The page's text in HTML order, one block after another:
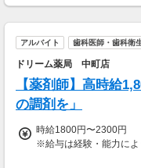
アルバイト 歯科医師・歯科衛
ドリーム薬局 中町店
【薬剤師】高時給
の調剤を」
時給1800円〜2300円
※給与は経験・能力によ